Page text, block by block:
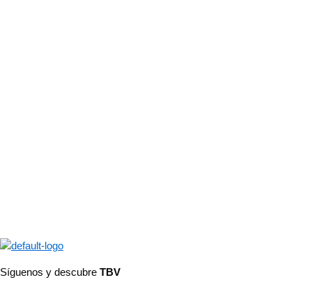
Síguenos y descubre TBV